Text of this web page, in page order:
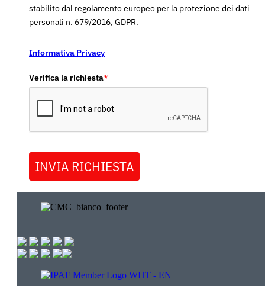
stabilito dal regolamento europeo per la protezione dei dati
personali n. 679/2016, GDPR.
Informativa Privacy
Verifica la richiesta*
INVIA RICHIESTA